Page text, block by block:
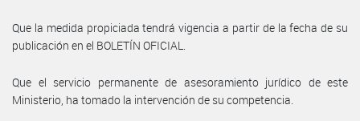
Que la medida propiciada tendrá vigencia a partir de la fecha de su
publicación en el BOLETÍN OFICIAL.
Que el servicio permanente de asesoramiento jurídico de este
Ministerio, ha tomado la intervención de su competencia.